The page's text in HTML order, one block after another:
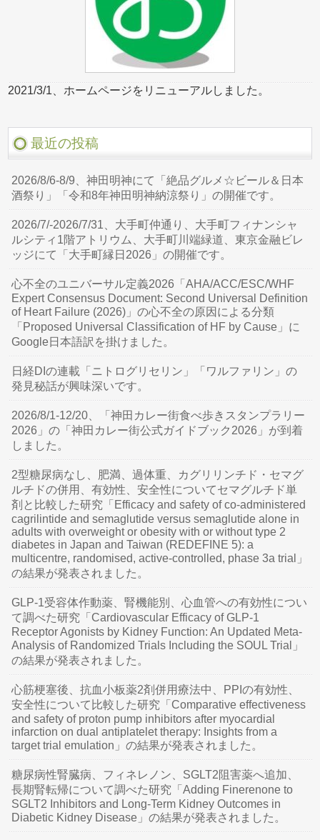
2021/3/1、ホームページをリニューアルしました。
最近の投稿
2026/8/6-8/9、神田明神にて「絶品グルメ☆ビール＆日本
酒祭り」「令和8年神田明神納涼祭り」の開催です。
2026/7/-2026/7/31、大手町仲通り、大手町フィナンシャ
ルシティ1階アトリウム、大手町川端緑道、東京金融ビレ
ッジにて「大手町縁日2026」の開催です。
心不全のユニバーサル定義2026「AHA/ACC/ESC/WHF
Expert Consensus Document: Second Universal Definition
of Heart Failure (2026)」の心不全の原因による分類
「Proposed Universal Classification of HF by Cause」に
Google日本語訳を掛けました。
日経DIの連載「ニトログリセリン」「ワルファリン」の
発見秘話が興味深いです。
2026/8/1-12/20、「神田カレー街食べ歩きスタンプラリー
2026」の「神田カレー街公式ガイドブック2026」が到着
しました。
2型糖尿病なし、肥満、過体重、カグリリンチド・セマグ
ルチドの併用、有効性、安全性についてセマグルチド単
剤と比較した研究「Efficacy and safety of co-administered
cagrilintide and semaglutide versus semaglutide alone in
adults with overweight or obesity with or without type 2
diabetes in Japan and Taiwan (REDEFINE 5): a
multicentre, randomised, active-controlled, phase 3a trial」
の結果が発表されました。
GLP-1受容体作動薬、腎機能別、心血管への有効性につい
て調べた研究「Cardiovascular Efficacy of GLP-1
Receptor Agonists by Kidney Function: An Updated Meta-
Analysis of Randomized Trials Including the SOUL Trial」
の結果が発表されました。
心筋梗塞後、抗血小板薬2剤併用療法中、PPIの有効性、
安全性について比較した研究「Comparative effectiveness
and safety of proton pump inhibitors after myocardial
infarction on dual antiplatelet therapy: Insights from a
target trial emulation」の結果が発表されました。
糖尿病性腎臓病、フィネレノン、SGLT2阻害薬へ追加、
長期腎転帰について調べた研究「Adding Finerenone to
SGLT2 Inhibitors and Long-Term Kidney Outcomes in
Diabetic Kidney Disease」の結果が発表されました。